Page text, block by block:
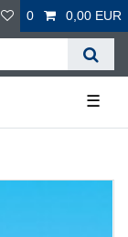
0 0,00 EUR
☰